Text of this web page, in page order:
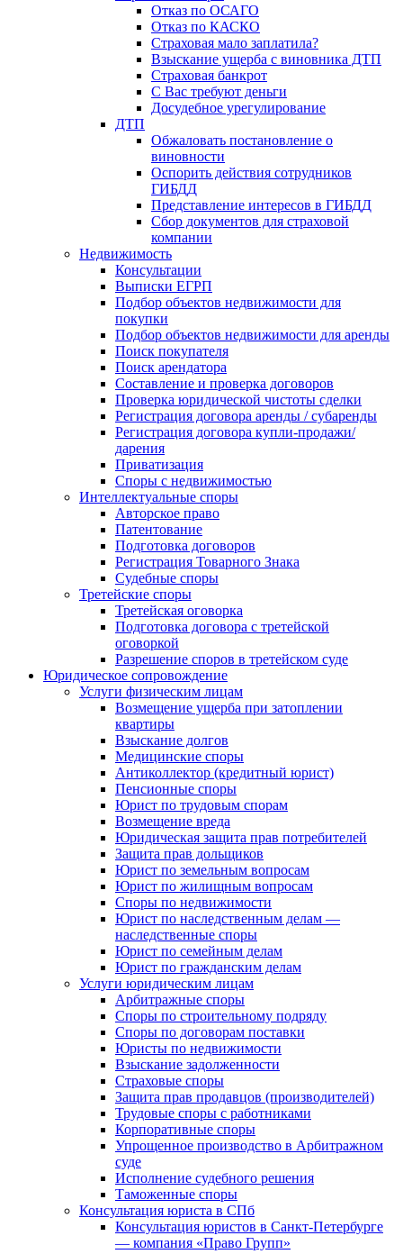
Отказ по ОСАГО
Отказ по КАСКО
Страховая мало заплатила?
Взыскание ущерба с виновника ДТП
Страховая банкрот
С Вас требуют деньги
Досудебное урегулирование
ДТП
Обжаловать постановление о
виновности
Оспорить действия сотрудников
ГИБДД
Представление интересов в ГИБДД
Сбор документов для страховой
компании
Недвижимость
Консультации
Выписки ЕГРП
Подбор объектов недвижимости для
покупки
Подбор объектов недвижимости для аренды
Поиск покупателя
Поиск арендатора
Составление и проверка договоров
Проверка юридической чистоты сделки
Регистрация договора аренды / субаренды
Регистрация договора купли-продажи/
дарения
Приватизация
Cпоры с недвижимостью
Интеллектуальные споры
Авторское право
Патентование
Подготовка договоров
Регистрация Товарного Знака
Судебные споры
Третейские споры
Третейская оговорка
Подготовка договора с третейской
оговоркой
Разрешение споров в третейском суде
Юридическое сопровождение
Услуги физическим лицам
Возмещение ущерба при затоплении
квартиры
Взыскание долгов
Медицинские споры
Антиколлектор (кредитный юрист)
Пенсионные споры
Юрист по трудовым спорам
Возмещение вреда
Юридическая защита прав потребителей
Защита прав дольщиков
Юрист по земельным вопросам
Юрист по жилищным вопросам
Споры по недвижимости
Юрист по наследственным делам —
наследственные споры
Юрист по семейным делам
Юрист по гражданским делам
Услуги юридическим лицам
Арбитражные споры
Споры по строительному подряду
Споры по договорам поставки
Юристы по недвижимости
Взыскание задолженности
Страховые споры
Защита прав продавцов (производителей)
Трудовые споры с работниками
Корпоративные споры
Упрощенное производство в Арбитражном
суде
Исполнение судебного решения
Таможенные споры
Консультация юриста в СПб
Консультация юристов в Санкт-Петербурге
— компания «Право Групп»